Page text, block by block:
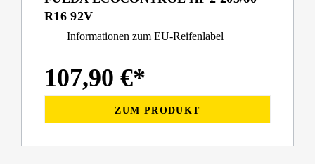
R16 92V
Informationen zum EU-Reifenlabel
107,90 €*
ZUM PRODUKT